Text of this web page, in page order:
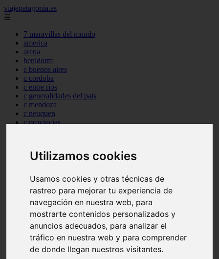
Utilizamos cookies
Usamos cookies y otras técnicas de
rastreo para mejorar tu experiencia de
navegación en nuestra web, para
mostrarte contenidos personalizados y
anuncios adecuados, para analizar el
tráfico en nuestra web y para comprender
de donde llegan nuestros visitantes.
viajepatagonia.es
☰
7 maravillas del mundo
america
arena
benidorm
c buenos aires
c cordoba
c entre rios
c generalidades del pais
c mendoza
c neuquen
c provincias
c tucuman
carmen
category
destinos
gijon
lanzarote
live
monumentos
naturaleza
san
tenerife